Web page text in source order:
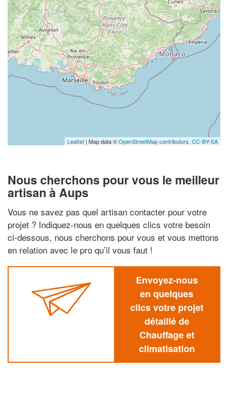
Leaflet | Map data ©OpenStreetMap contributors, CC-BY-SA
Nous cherchons pour vous le meilleur
artisan à Aups
Vous ne savez pas quel artisan contacter pour votre
projet ? Indiquez-nous en quelques clics votre besoin
ci-dessous, nous cherchons pour vous et vous mettons
en relation avec le pro qu’il vous faut !
Envoyez-nous
en quelques
clics votre projet
détaillé de
Chauffage et
climatisation